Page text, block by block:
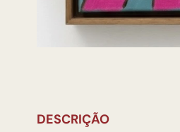
DESCRIÇÃO